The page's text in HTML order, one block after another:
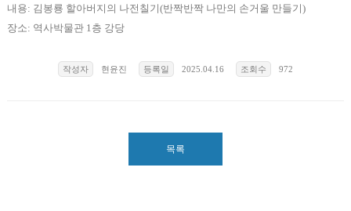
내용: 김봉룡 할아버지의 나전칠기(반짝반짝 나만의 손거울 만들기)
장소: 역사박물관 1층 강당
작성자 현윤진 등록일 2025.04.16 조회수 972
목록